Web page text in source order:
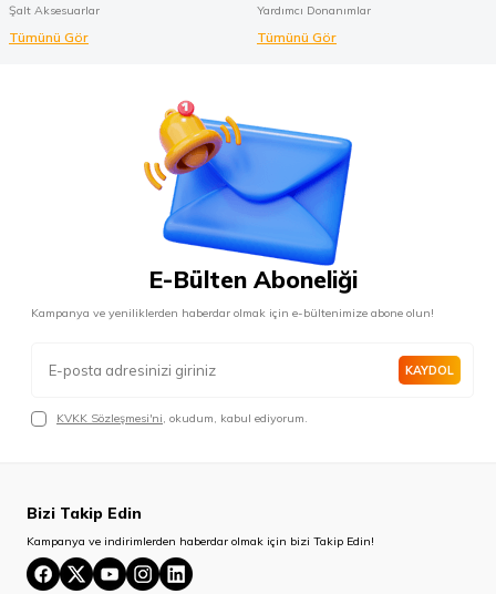
Şalt Aksesuarlar
Tümünü Gör
Yardımcı Donanımlar
Tümünü Gör
E-Bülten Aboneliği
Kampanya ve yeniliklerden haberdar olmak için e-bültenimize abone olun!
KAYDOL
KVKK Sözleşmesi'ni, okudum, kabul ediyorum.
Bizi Takip Edin
Kampanya ve indirimlerden haberdar olmak için bizi Takip Edin!